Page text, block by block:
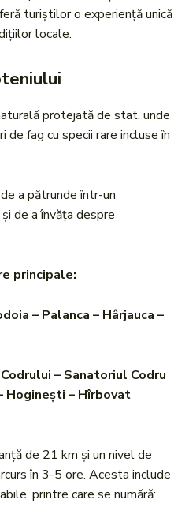
turiștilor o experiență unică
locale.
protejată de stat, unde
fag cu specii rare incluse în
a pătrunde într-un
de a învăța despre
principale:
– Palanca – Hârjauca –
– Sanatoriul Codru
Hoginești – Hîrbovat
de 21 km și un nivel de
în 3-5 ore. Acesta include
printre care se numără: